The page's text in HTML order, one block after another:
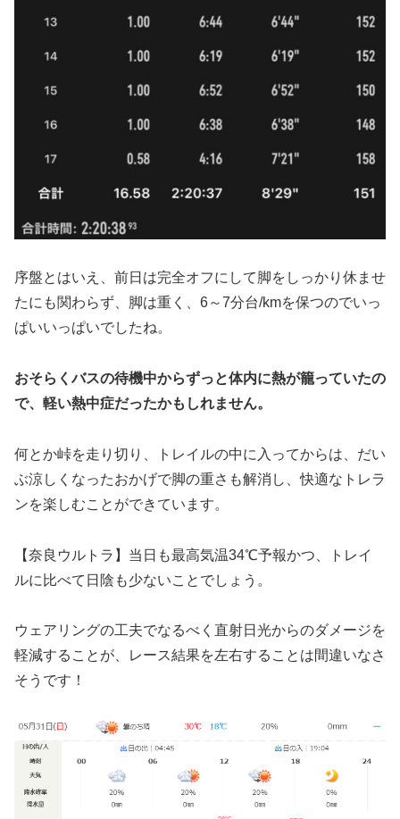
序盤とはいえ、前日は完全オフにして脚をしっかり休ませ
たにも関わらず、脚は重く、6～7分台/kmを保つのでいっ
ぱいいっぱいでしたね。
おそらくバスの待機中からずっと体内に熱が籠っていたの
で、軽い熱中症だったかもしれません。
何とか峠を走り切り、トレイルの中に入ってからは、だい
ぶ涼しくなったおかげで脚の重さも解消し、快適なトレラ
ンを楽しむことができています。
【奈良ウルトラ】当日も最高気温34℃予報かつ、トレイ
ルに比べて日陰も少ないことでしょう。
ウェアリングの工夫でなるべく直射日光からのダメージを
軽減することが、レース結果を左右することは間違いなさ
そうです！